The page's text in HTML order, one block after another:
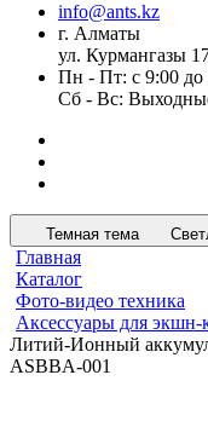
info@ants.kz
г. Алматы
ул. Курмангазы
Пн - Пт: с 9:00 до
Сб - Вс:
Темная тема
Главная
Каталог
Фото-видео техника
Аксессуары для экшн-
Литий-Ионный
ASBBA-001